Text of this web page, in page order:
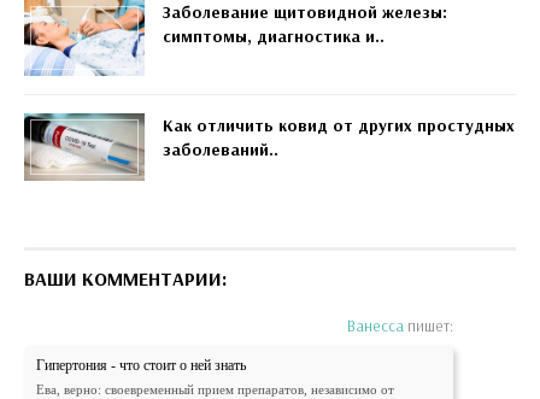
Заболевание щитовидной железы:
симптомы, диагностика и..
Как отличить ковид от других простудных
заболеваний..
ВАШИ КОММЕНТАРИИ:
Ванесса пишет:
Гипертония - что стоит о ней знать
Ева, верно: своевременный прием препаратов, независимо от